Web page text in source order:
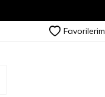
Favorilerim